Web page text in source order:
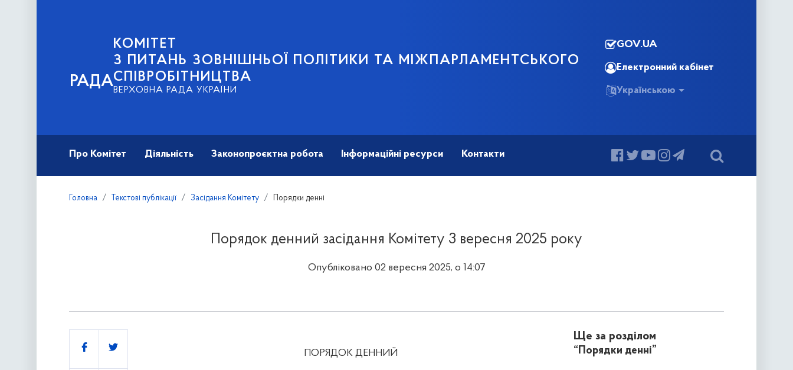
РАДА
КОМІТЕТ
З ПИТАНЬ ЗОВНІШНЬОЇ ПОЛІТИКИ ТА МІЖПАРЛАМЕНТСЬКОГО
СПІВРОБІТНИЦТВА
ВЕРХОВНА РАДА УКРАЇНИ
GOV.UA
Електронний кабінет
Українською
Про Комітет Діяльність Законопроєктна робота Інформаційні ресурси Контакти
Головна Текстові публікації Засідання Комітету Порядки денні
Порядок денний засідання Комітету 3 вересня 2025 року
Опубліковано 02 вересня 2025, о 14:07
ПОРЯДОК ДЕННИЙ
Поділитись
Ще за розділом
“Порядки денні”